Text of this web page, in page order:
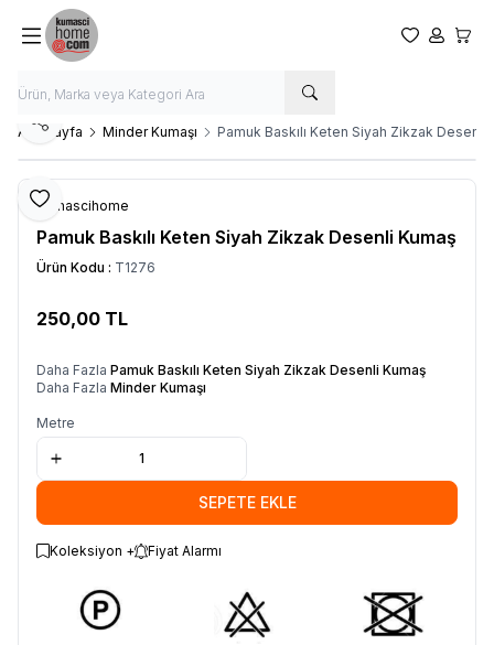
Favorilerim
Hesabım
Ana Sayfa Minder Kumaşı Pamuk Baskılı Keten Siyah Zikzak Desenli
Favoriye Ekle
Paylaş
Kumascihome
Pamuk Baskılı Keten Siyah Zikzak Desenli Kumaş
Ürün Kodu : T1276
250,00 TL
Daha Fazla Pamuk Baskılı Keten Siyah Zikzak Desenli Kumaş
Daha Fazla Minder Kumaşı
Metre
SEPETE EKLE
Koleksiyon + Fiyat Alarmı